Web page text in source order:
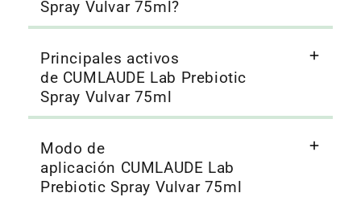
Spray Vulvar 75ml?
Principales activos
de CUMLAUDE Lab Prebiotic
Spray Vulvar 75ml
Modo de
aplicación CUMLAUDE Lab
Prebiotic Spray Vulvar 75ml